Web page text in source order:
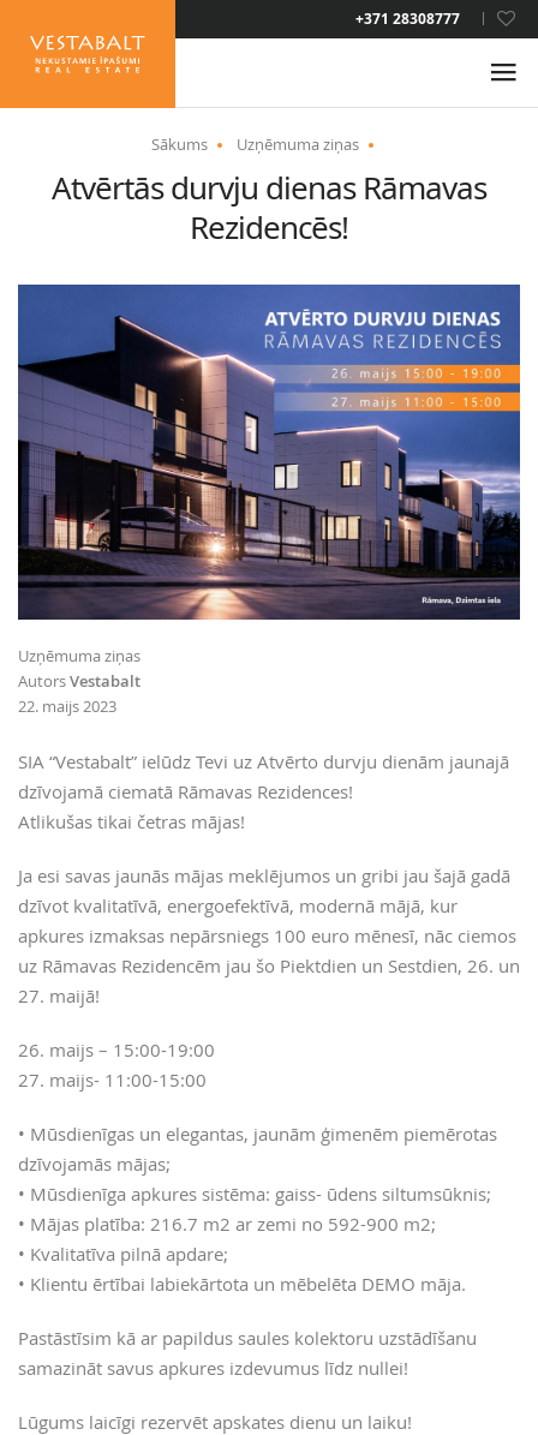
+371 28308777
LAT
PAR MUMS
PAKALPOJUMI
UZTURĒŠANĀS ATĻAUJA
KONTAKTI
Sākums Uzņēmuma ziņas
Atvērtās durvju dienas Rāmavas
Rezidencēs!
Uzņēmuma ziņas
AutorsVestabalt
22. maijs 2023
SIA “Vestabalt” ielūdz Tevi uz Atvērto durvju dienām jaunajā
dzīvojamā ciematā Rāmavas Rezidences!
Atlikušas tikai četras mājas!
Ja esi savas jaunās mājas meklējumos un gribi jau šajā gadā
dzīvot kvalitatīvā, energoefektīvā, modernā mājā, kur
apkures izmaksas nepārsniegs 100 euro mēnesī, nāc ciemos
uz Rāmavas Rezidencēm jau šo Piektdien un Sestdien, 26. un
27. maijā!
26. maijs – 15:00-19:00
27. maijs- 11:00-15:00
• Mūsdienīgas un elegantas, jaunām ģimenēm piemērotas
dzīvojamās mājas;
• Mūsdienīga apkures sistēma: gaiss- ūdens siltumsūknis;
• Mājas platība: 216.7 m2 ar zemi no 592-900 m2;
• Kvalitatīva pilnā apdare;
• Klientu ērtībai labiekārtota un mēbelēta DEMO māja.
Pastāstīsim kā ar papildus saules kolektoru uzstādīšanu
samazināt savus apkures izdevumus līdz nullei!
Lūgums laicīgi rezervēt apskates dienu un laiku!